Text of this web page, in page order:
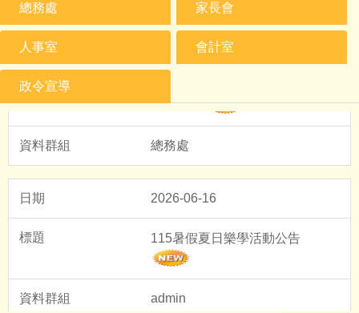
總務處 家長會
人事室 會計室
政令宣導
2026-06-30
重要訊息-本校電話不通 業務相關
總務處
2026-06-16
115暑假夏日樂學活動公告
admin